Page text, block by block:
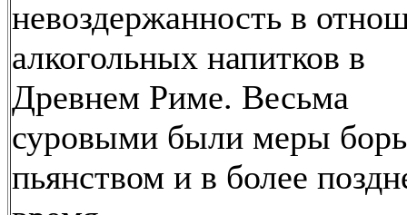
невоздержанность в
алкогольных напитков в
Древнем Риме. Весьма
суровыми были меры
пьянством и в более